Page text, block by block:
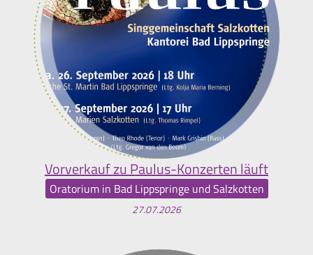
Vorverkauf zu Paulus-Konzerten läuft
Oratorium in Bad Lippspringe und Salzkotten
27.07.2026